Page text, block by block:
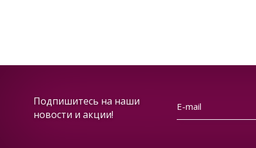
Подпишитесь на наши
новости и акции!